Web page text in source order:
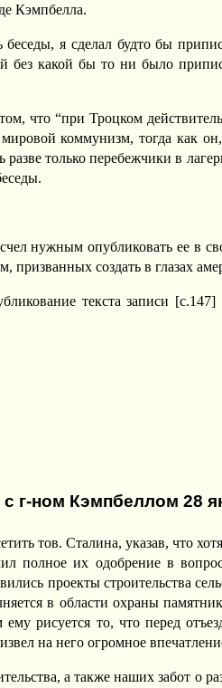
Кэмпбелла.
я сделал будто бы
без какой бы то ни было
что “при Троцком
коммунизм, тогда как он,
только перебежчики в
нужным опубликовать ее в
создать в глазах
текста записи
г-ном Кэмпбеллом 28
тов. Сталина, указав, что
полное их одобрение в
проекты строительства
в области охраны
ему рисуется то, что перед
на него огромное
а также наших забот